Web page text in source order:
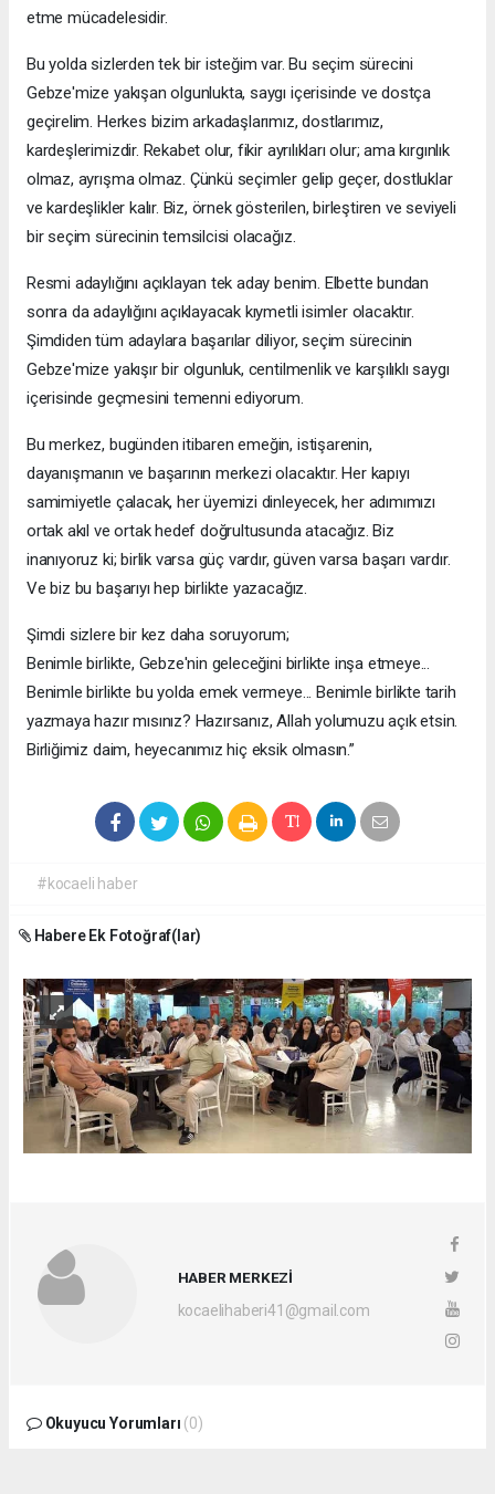
etme mücadelesidir.
Bu yolda sizlerden tek bir isteğim var. Bu seçim sürecini
Gebze'mize yakışan olgunlukta, saygı içerisinde ve dostça
geçirelim. Herkes bizim arkadaşlarımız, dostlarımız,
kardeşlerimizdir. Rekabet olur, fikir ayrılıkları olur; ama kırgınlık
olmaz, ayrışma olmaz. Çünkü seçimler gelip geçer, dostluklar
ve kardeşlikler kalır. Biz, örnek gösterilen, birleştiren ve seviyeli
bir seçim sürecinin temsilcisi olacağız.
Resmi adaylığını açıklayan tek aday benim. Elbette bundan
sonra da adaylığını açıklayacak kıymetli isimler olacaktır.
Şimdiden tüm adaylara başarılar diliyor, seçim sürecinin
Gebze'mize yakışır bir olgunluk, centilmenlik ve karşılıklı saygı
içerisinde geçmesini temenni ediyorum.
Bu merkez, bugünden itibaren emeğin, istişarenin,
dayanışmanın ve başarının merkezi olacaktır. Her kapıyı
samimiyetle çalacak, her üyemizi dinleyecek, her adımımızı
ortak akıl ve ortak hedef doğrultusunda atacağız. Biz
inanıyoruz ki; birlik varsa güç vardır, güven varsa başarı vardır.
Ve biz bu başarıyı hep birlikte yazacağız.
Şimdi sizlere bir kez daha soruyorum;
Benimle birlikte, Gebze'nin geleceğini birlikte inşa etmeye...
Benimle birlikte bu yolda emek vermeye... Benimle birlikte tarih
yazmaya hazır mısınız? Hazırsanız, Allah yolumuzu açık etsin.
Birliğimiz daim, heyecanımız hiç eksik olmasın.”
#kocaeli haber
Habere Ek Fotoğraf(lar)
HABER MERKEZİ
kocaelihaberi41@gmail.com
Okuyucu Yorumları (0)